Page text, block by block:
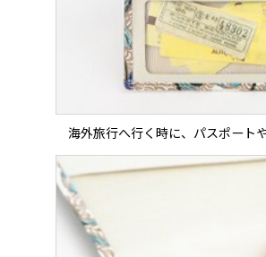
海外旅行へ行く時に、パスポート